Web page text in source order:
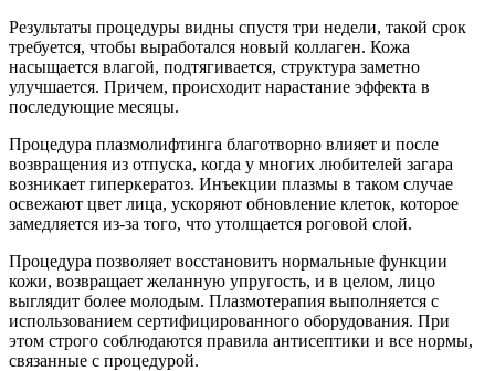
Результаты процедуры видны спустя три недели, такой срок
требуется, чтобы выработался новый коллаген. Кожа
насыщается влагой, подтягивается, структура заметно
улучшается. Причем, происходит нарастание эффекта в
последующие месяцы.
Процедура плазмолифтинга благотворно влияет и после
возвращения из отпуска, когда у многих любителей загара
возникает гиперкератоз. Инъекции плазмы в таком случае
освежают цвет лица, ускоряют обновление клеток, которое
замедляется из-за того, что утолщается роговой слой.
Процедура позволяет восстановить нормальные функции
кожи, возвращает желанную упругость, и в целом, лицо
выглядит более молодым. Плазмотерапия выполняется с
использованием сертифицированного оборудования. При
этом строго соблюдаются правила антисептики и все нормы,
связанные с процедурой.